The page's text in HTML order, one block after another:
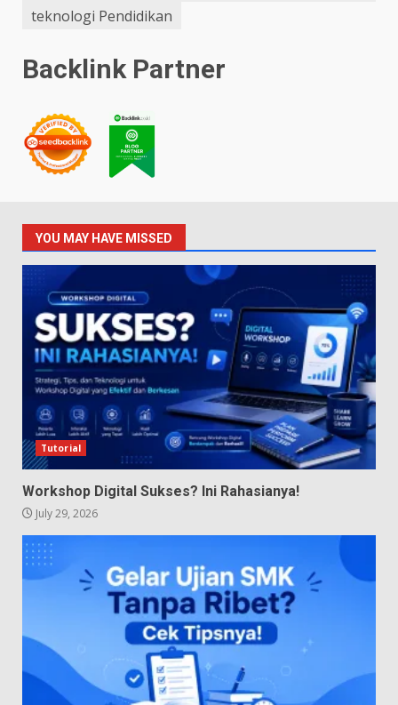
teknologi Pendidikan
Backlink Partner
YOU MAY HAVE MISSED
Tutorial
Workshop Digital Sukses? Ini Rahasianya!
July 29, 2026